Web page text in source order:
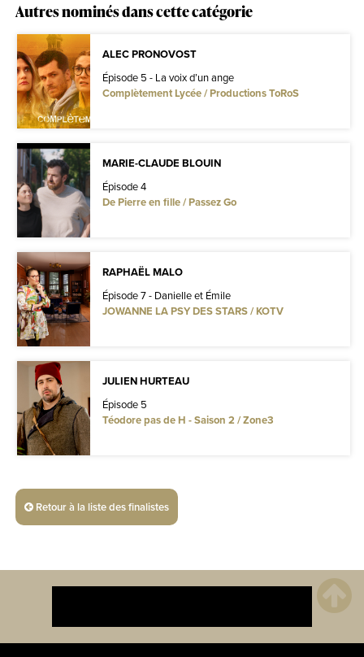
Autres nominés dans cette catégorie
ALEC PRONOVOST
Épisode 5 - La voix d’un ange
Complètement Lycée / Productions ToRoS
MARIE-CLAUDE BLOUIN
Épisode 4
De Pierre en fille / Passez Go
RAPHAËL MALO
Épisode 7 - Danielle et Émile
JOWANNE LA PSY DES STARS / KOTV
JULIEN HURTEAU
Épisode 5
Téodore pas de H - Saison 2 / Zone3
Retour à la liste des finalistes